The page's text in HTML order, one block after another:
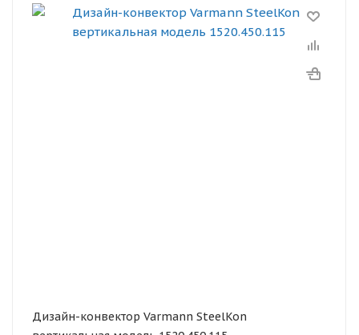
Дизайн-конвектор Varmann SteelKon